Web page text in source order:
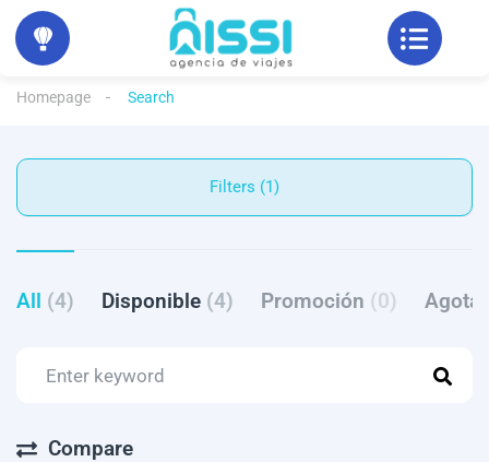
Homepage Search
Filters (1)
All (4) Disponible (4) Promoción (0)
Compare